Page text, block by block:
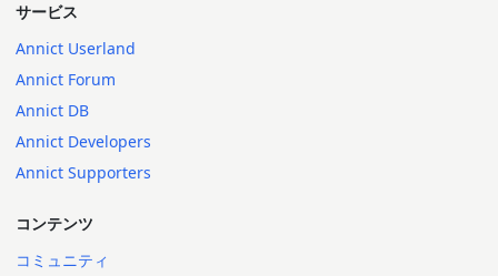
サービス
Annict Userland
Annict Forum
Annict DB
Annict Developers
Annict Supporters
コンテンツ
コミュニティ